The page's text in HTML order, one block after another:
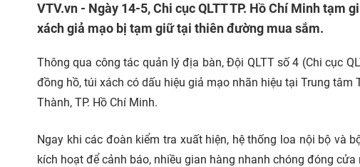
VTV.vn - Ngày 14-5, Chi cục QLTT TP. Hồ Chí Minh tạm
xách giả mạo bị tạm giữ tại thiên đường mua sắm.
Thông qua công tác quản lý địa bàn, Đội QLTT số 4 (Chi cục
đồng hồ, túi xách có dấu hiệu giả mạo nhãn hiệu tại Trung
Thành, TP. Hồ Chí Minh.
Ngay khi các đoàn kiểm tra xuất hiện, hệ thống loa nội bộ và
kích hoạt để cảnh báo, nhiều gian hàng nhanh chóng đóng